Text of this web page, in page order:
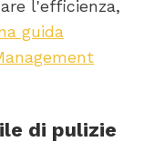
l'efficienza,
guida
di pulizie